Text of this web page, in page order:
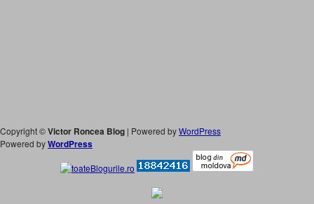
Copyright ©Victor Roncea Blog | Powered byWordPress
Powered byWordPress